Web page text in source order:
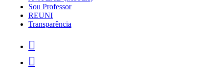
Sou Professor
REUNI
Transparência

